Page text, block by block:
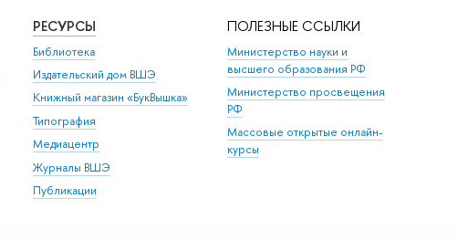
РЕСУРСЫ
Библиотека
Издательский дом ВШЭ
Книжный магазин «БукВышка»
Типография
Медиацентр
Журналы ВШЭ
Публикации
ПОЛЕЗНЫЕ ССЫЛКИ
Министерство науки и
высшего образования РФ
Министерство просвещения
РФ
Массовые открытые онлайн-
курсы